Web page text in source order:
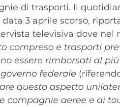
di trasporti. Il
data 3 aprile scorso,
televisiva dove nel
compreso e trasporti
essere rimborsati al
federale
questo aspetto
compagnie aeree e ai